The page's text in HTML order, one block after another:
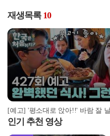
재생목록 10
인기 추천 영상